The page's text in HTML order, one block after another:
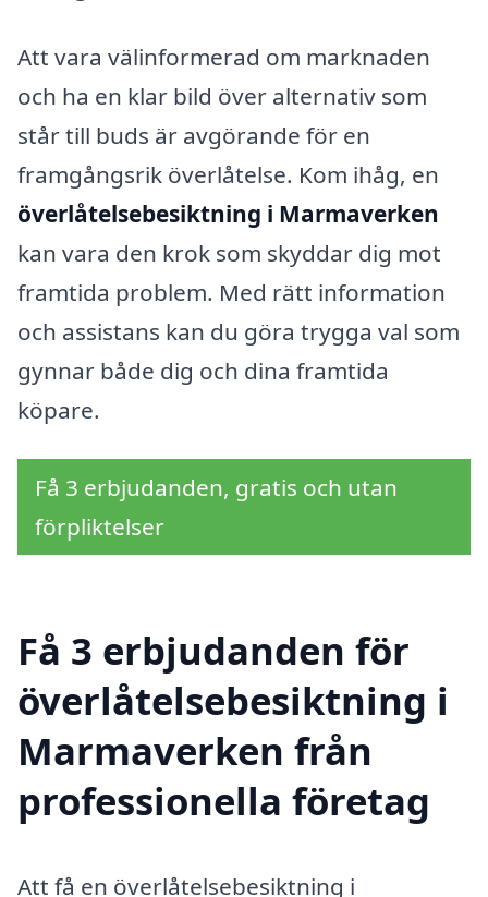
Att vara välinformerad om marknaden
och ha en klar bild över alternativ som
står till buds är avgörande för en
framgångsrik överlåtelse. Kom ihåg, en
överlåtelsebesiktning i Marmaverken
kan vara den krok som skyddar dig mot
framtida problem. Med rätt information
och assistans kan du göra trygga val som
gynnar både dig och dina framtida
köpare.
Få 3 erbjudanden, gratis och utan
förpliktelser
Få 3 erbjudanden för
överlåtelsebesiktning i
Marmaverken från
professionella företag
Att få en överlåtelsebesiktning i